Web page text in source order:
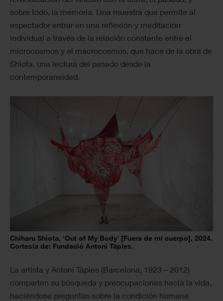
sobre todo, la memoria. Una muestra que permite al
espectador entrar en una reflexión y meditación
individual a través de la relación constante entre el
microcosmos y el macrocosmos, que hace de la obra de
Shiota, una lectura del pasado desde la
contemporaneidad.
Chiharu Shiota, ‘Out of My Body’ [Fuera de mi cuerpo], 2024.
Cortesía de: Fundació Antoni Tàpies.
La artista y Antoni Tàpies (Barcelona, 1923 – 2012)
comparten su búsqueda y preocupaciones hacia la vida,
haciéndose preguntas sobre la condición humana